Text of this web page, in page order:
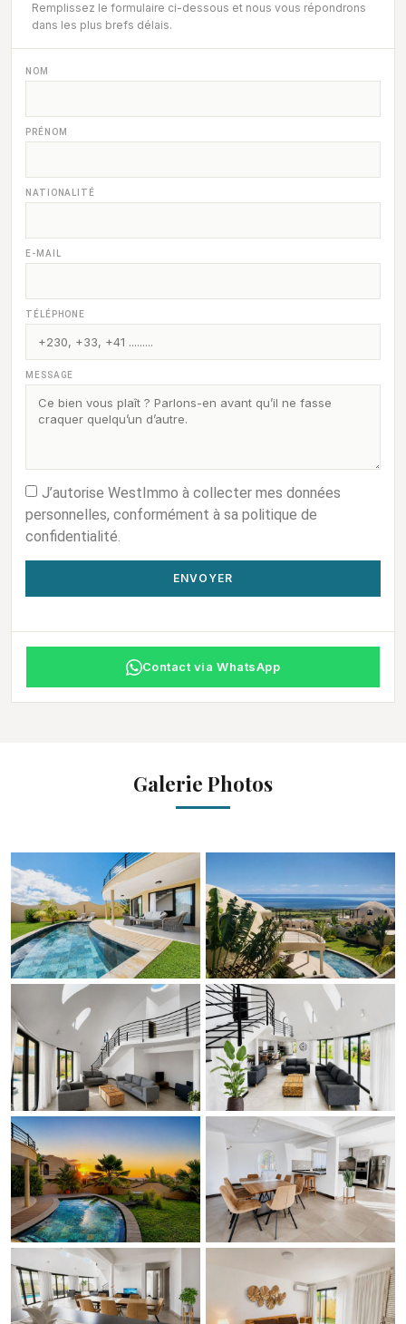
Remplissez le formulaire ci-dessous et nous vous répondrons
dans les plus brefs délais.
NOM
PRÉNOM
NATIONALITÉ
E-MAIL
TÉLÉPHONE
MESSAGE
J’autorise WestImmo à collecter mes données
personnelles, conformément à sa politique de
confidentialité.
ENVOYER
Contact via WhatsApp
Galerie Photos